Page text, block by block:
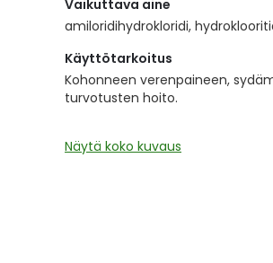
the
images
Vaikuttava aine
amiloridihydrokloridi,
Käyttötarkoitus
Kohonneen verenpaineen,
turvotusten hoito.
Näytä koko kuvaus